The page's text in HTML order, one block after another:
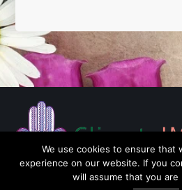
We use cookies to ensure that
experience on our website. If you
will assume that you